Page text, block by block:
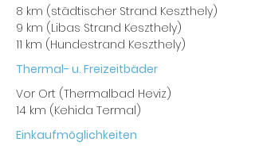
8 km (städtischer Strand Keszthely)
9 km (Libas Strand Keszthely)
11 km (Hundestrand Keszthely)
Thermal- u. Freizeitbäder
Vor Ort (Thermalbad Heviz)
14 km (Kehida Termal)
Einkaufmöglichkeiten